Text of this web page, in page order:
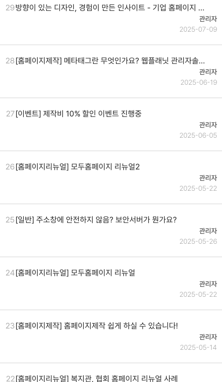
29 방향이 있는 디자인, 경험이 만든 인사이트 - 기업 홈페이지 제작을 원하신다면!
관리자
2025-07-09
28 [홈페이지제작] 메타태그란 무엇인가요? 웹플래닛 관리자솔루션에서 쉽게 메타태그 입력하세요.
관리자
2025-06-19
27[이벤트] 제작비 10% 할인 이벤트 진행중
관리자
2025-06-05
26[홈페이지리뉴얼] 모두홈페이지 리뉴얼2
관리자
2025-05-22
25[일반] 주소창에 안전하지 않음? 보안서버가 뭔가요?
관리자
2025-05-26
24[홈페이지리뉴얼] 모두홈페이지 리뉴얼
관리자
2025-05-22
23[홈페이지제작] 홈페이지제작 쉽게 하실 수 있습니다!
관리자
2025-05-14
22[홈페이지리뉴얼] 복지관, 협회 홈페이지 리뉴얼 사례